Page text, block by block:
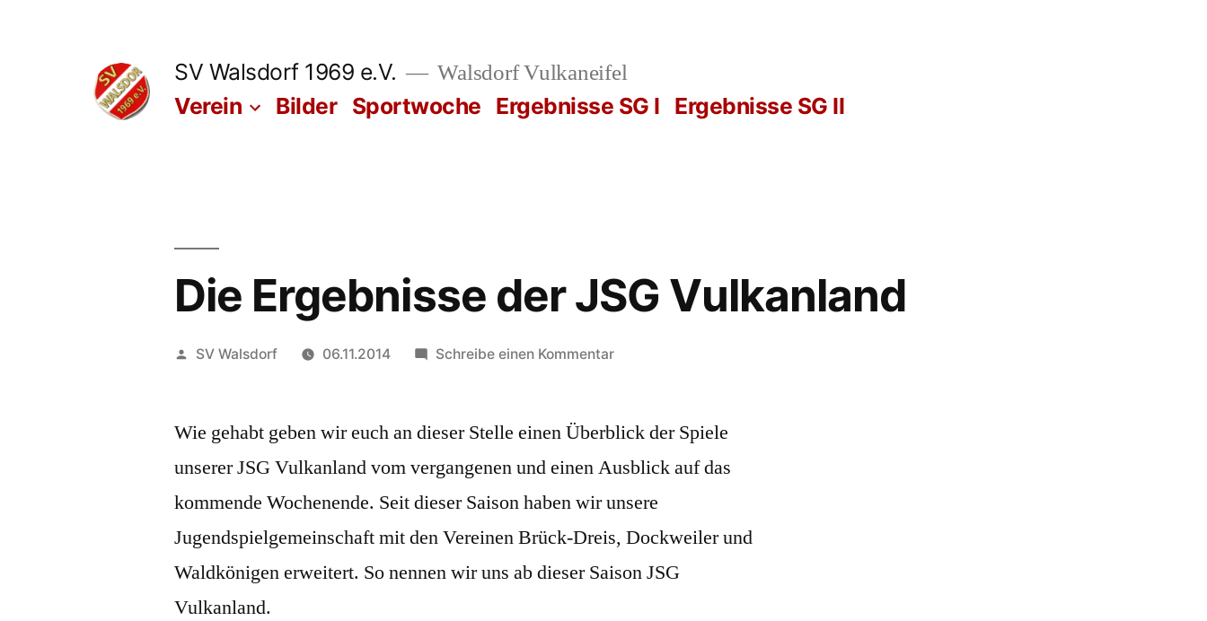
SV Walsdorf 1969 e.V. Walsdorf Vulkaneifel
Verein Bilder Sportwoche Ergebnisse SG I Ergebnisse SG II
Die Ergebnisse der JSG Vulkanland
Veröffentlicht
SV Walsdorf 06.11.2014 Schreibe einen Kommentarzu
der
Vulkanland
Wie gehabt geben wir euch an dieser Stelle einen Überblick der Spiele
unserer JSG Vulkanland vom vergangenen und einen Ausblick auf das
kommende Wochenende. Seit dieser Saison haben wir unsere
Jugendspielgemeinschaft mit den Vereinen Brück-Dreis, Dockweiler und
Waldkönigen erweitert. So nennen wir uns ab dieser Saison JSG
Vulkanland.